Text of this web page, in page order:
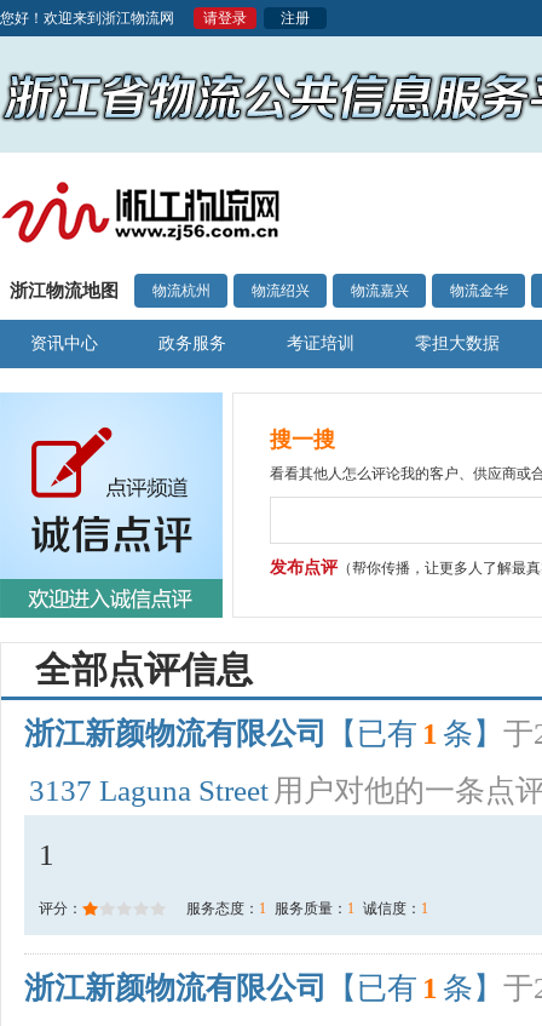
您好！欢迎来到浙江物流网 请登录 注册
浙江物流地图 物流杭州 物流绍兴 物流嘉兴 物流金华
资讯中心 政务服务 考证培训 零担大数据
搜一搜
看看其他人怎么评论我的客户、供应商或
发布点评（帮你传播，让更多人了解最
全部点评信息
浙江新颜物流有限公司 【已有 1 条】 于
3137 Laguna Street 用户对他的一条点
1
评分： 服务态度： 1 服务质量： 1 诚信度： 1
浙江新颜物流有限公司 【已有 1 条】 于